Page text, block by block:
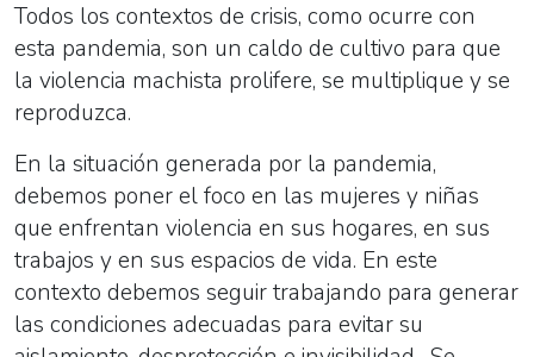
Todos los contextos de crisis, como ocurre con
esta pandemia, son un caldo de cultivo para que
la violencia machista prolifere, se multiplique y se
reproduzca.
En la situación generada por la pandemia,
debemos poner el foco en las mujeres y niñas
que enfrentan violencia en sus hogares, en sus
trabajos y en sus espacios de vida. En este
contexto debemos seguir trabajando para generar
las condiciones adecuadas para evitar su